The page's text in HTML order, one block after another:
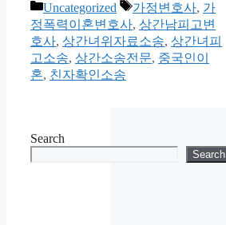
Categories
Uncategorized Tags
가정변호사, 가
정폭력이혼변호사, 상간남피고변
호사, 상간녀위자료소송, 상간녀피
고소송, 상간소송전문, 중국인이
혼, 친자확인소송
Search
Search